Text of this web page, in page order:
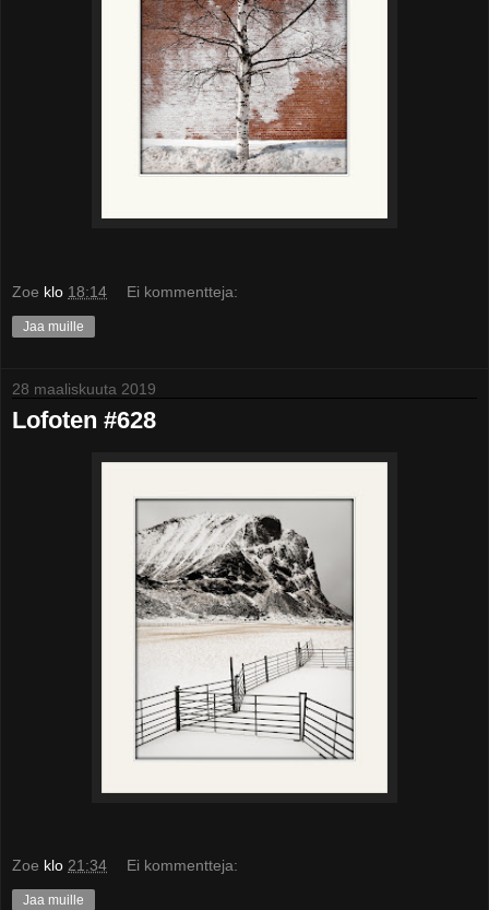
Zoe klo 18:14 Ei kommentteja:
Jaa muille
28 maaliskuuta 2019
Lofoten #628
Zoe klo 21:34 Ei kommentteja:
Jaa muille